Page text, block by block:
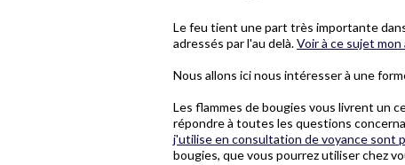
Le feu tient une part très importante
adressés par l'au delà.Voir à ce sujet
Nous allons ici nous intéresser à une
Les flammes de bougies vous livrent un
répondre à toutes les questions
j'utilise en consultation de voyance sont
bougies, que vous pourrez utiliser chez